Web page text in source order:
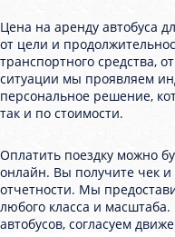
Цена на аренду автобуса
от цели и
транспортного средства,
ситуации мы проявляем
персональное решение,
так и по стоимости.
Оплатить поездку можно
онлайн. Вы получите чек и
отчетности. Мы
любого класса и масштаба.
автобусов, согласуем